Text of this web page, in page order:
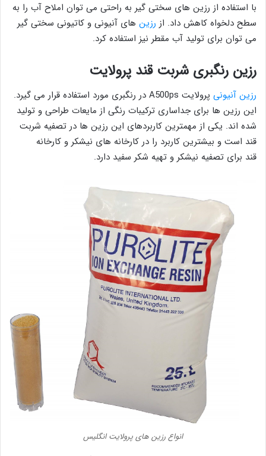
با استفاده از رزین های سختی گیر به راحتی می توان املاح آب را به
سطح دلخواه کاهش داد. از رزین های آنیونی و کاتیونی سختی گیر
می توان برای تولید آب مقطر نیز استفاده کرد.
رزین رنگبری شربت قند پرولایت
رزین آنیونی
پرولایت A500ps در رنگبری مورد استفاده قرار می گیرد.
این رزین ها برای جداساری ترکیبات رنگی از مایعات طراحی و تولید
شده اند. یکی از مهمترین کاربردهای این رزین ها در تصفیه شربت
قند است و بیشترین کاربرد را در کارخانه های نیشکر و کارخانه
قند برای تصفیه نیشکر و تهیه شکر سفید دارد.
انواع رزین های پرولایت انگلیس